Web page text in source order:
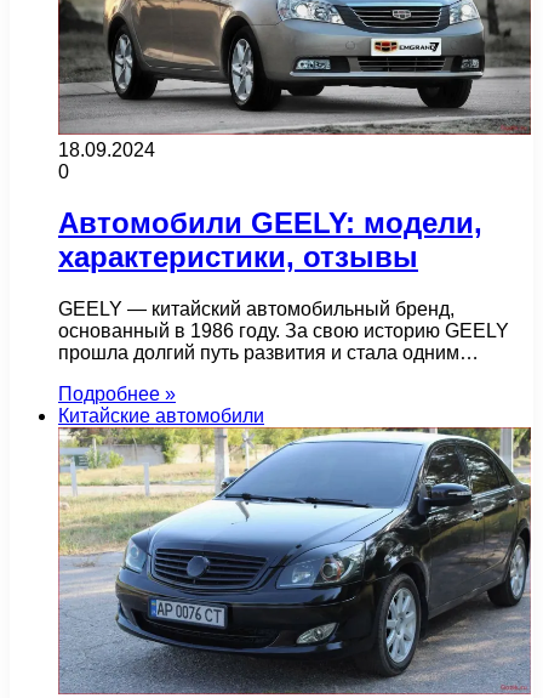
18.09.2024
0
Автомобили GEELY: модели,
характеристики, отзывы
GEELY — китайский автомобильный бренд,
основанный в 1986 году. За свою историю GEELY
прошла долгий путь развития и стала одним…
Подробнее »
Китайские автомобили